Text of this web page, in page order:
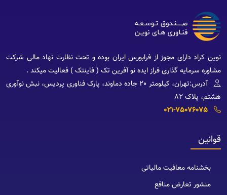
نوین کراد دارای مجوز از فرابورس ایران بوده و تحت نظارت نهاد مالی شرکت
مشاوره سرمایه گذاری فراز ایده نو آفرین تک ( فاینتک ) فعالیت میکند .
آدرس:تهران، کیلومتر 20 جاده دماوند، پارک فناوری پردیس، نبش نوآوری
هشتم، پلاک 82
قوانین
بخشنامه معافیت مالیاتی
منشور تعارض منافع